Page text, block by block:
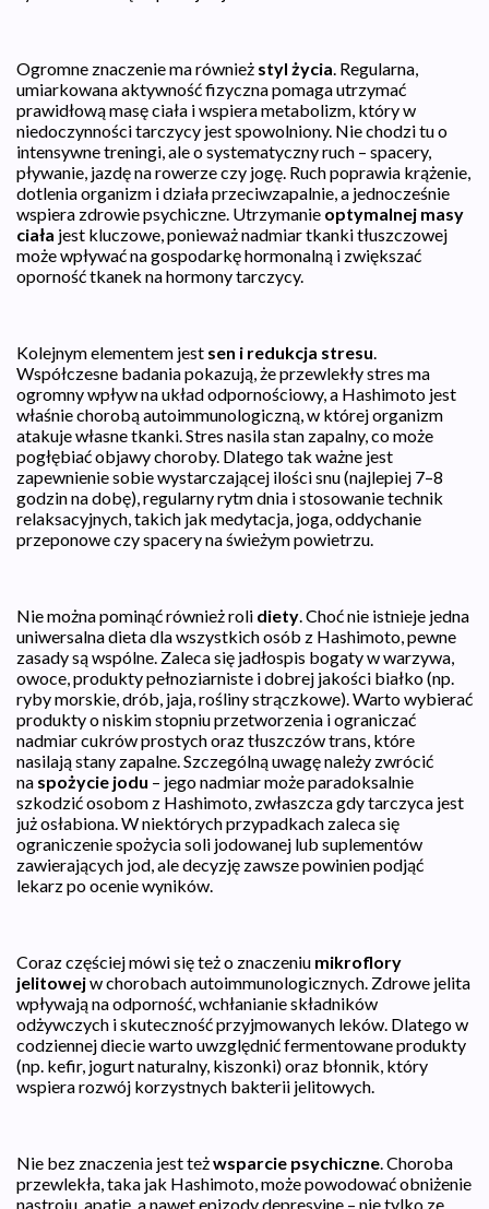
Ogromne znaczenie ma również styl życia. Regularna,
umiarkowana aktywność fizyczna pomaga utrzymać
prawidłową masę ciała i wspiera metabolizm, który w
niedoczynności tarczycy jest spowolniony. Nie chodzi tu o
intensywne treningi, ale o systematyczny ruch – spacery,
pływanie, jazdę na rowerze czy jogę. Ruch poprawia krążenie,
dotlenia organizm i działa przeciwzapalnie, a jednocześnie
wspiera zdrowie psychiczne. Utrzymanie optymalnej masy
ciała jest kluczowe, ponieważ nadmiar tkanki tłuszczowej
może wpływać na gospodarkę hormonalną i zwiększać
oporność tkanek na hormony tarczycy.
Kolejnym elementem jest sen i redukcja stresu.
Współczesne badania pokazują, że przewlekły stres ma
ogromny wpływ na układ odpornościowy, a Hashimoto jest
właśnie chorobą autoimmunologiczną, w której organizm
atakuje własne tkanki. Stres nasila stan zapalny, co może
pogłębiać objawy choroby. Dlatego tak ważne jest
zapewnienie sobie wystarczającej ilości snu (najlepiej 7–8
godzin na dobę), regularny rytm dnia i stosowanie technik
relaksacyjnych, takich jak medytacja, joga, oddychanie
przeponowe czy spacery na świeżym powietrzu.
Nie można pominąć również roli diety. Choć nie istnieje jedna
uniwersalna dieta dla wszystkich osób z Hashimoto, pewne
zasady są wspólne. Zaleca się jadłospis bogaty w warzywa,
owoce, produkty pełnoziarniste i dobrej jakości białko (np.
ryby morskie, drób, jaja, rośliny strączkowe). Warto wybierać
produkty o niskim stopniu przetworzenia i ograniczać
nadmiar cukrów prostych oraz tłuszczów trans, które
nasilają stany zapalne. Szczególną uwagę należy zwrócić
na spożycie jodu – jego nadmiar może paradoksalnie
szkodzić osobom z Hashimoto, zwłaszcza gdy tarczyca jest
już osłabiona. W niektórych przypadkach zaleca się
ograniczenie spożycia soli jodowanej lub suplementów
zawierających jod, ale decyzję zawsze powinien podjąć
lekarz po ocenie wyników.
Coraz częściej mówi się też o znaczeniu mikroflory
jelitowejw chorobach autoimmunologicznych. Zdrowe jelita
wpływają na odporność, wchłanianie składników
odżywczych i skuteczność przyjmowanych leków. Dlatego w
codziennej diecie warto uwzględnić fermentowane produkty
(np. kefir, jogurt naturalny, kiszonki) oraz błonnik, który
wspiera rozwój korzystnych bakterii jelitowych.
Nie bez znaczenia jest teżwsparcie psychiczne. Choroba
przewlekła, taka jak Hashimoto, może powodować obniżenie
nastroju, apatię, a nawet epizody depresyjne – nie tylko ze